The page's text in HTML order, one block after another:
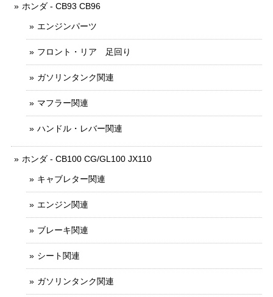
ホンダ - CB93 CB96
エンジンパーツ
フロント・リア 足回り
ガソリンタンク関連
マフラー関連
ハンドル・レバー関連
ホンダ - CB100 CG/GL100 JX110
キャブレター関連
エンジン関連
ブレーキ関連
シート関連
ガソリンタンク関連